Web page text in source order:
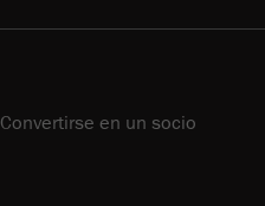
Convertirse en un socio